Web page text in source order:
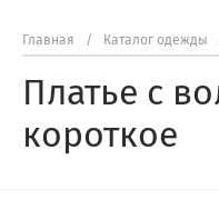
Главная / Каталог одежды
Платье с
короткое